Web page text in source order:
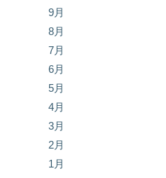
9月
8月
7月
6月
5月
4月
3月
2月
1月